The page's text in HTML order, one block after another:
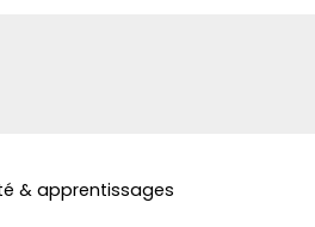
& apprentissages